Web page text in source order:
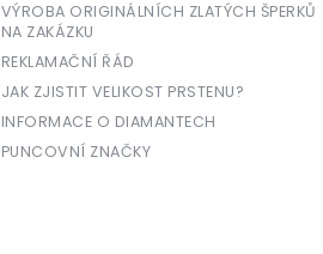
VÝROBA ORIGINÁLNÍCH ZLATÝCH ŠPERKŮ
NA ZAKÁZKU
REKLAMAČNÍ ŘÁD
JAK ZJISTIT VELIKOST PRSTENU?
INFORMACE O DIAMANTECH
PUNCOVNÍ ZNAČKY